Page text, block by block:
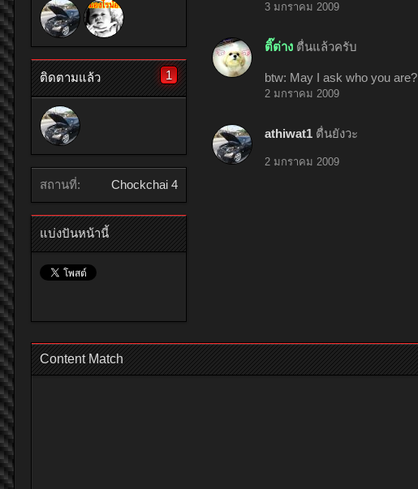
ติดตามแล้ว 1
สถานที่: Chockchai 4
แบ่งปันหน้านี้
3 มกราคม 2009
ติ๊ต่าง ตื่นแล้วครับ
btw: May I ask who you are?
2 มกราคม 2009
athiwat1 ตื่นยังวะ
2 มกราคม 2009
Content Match